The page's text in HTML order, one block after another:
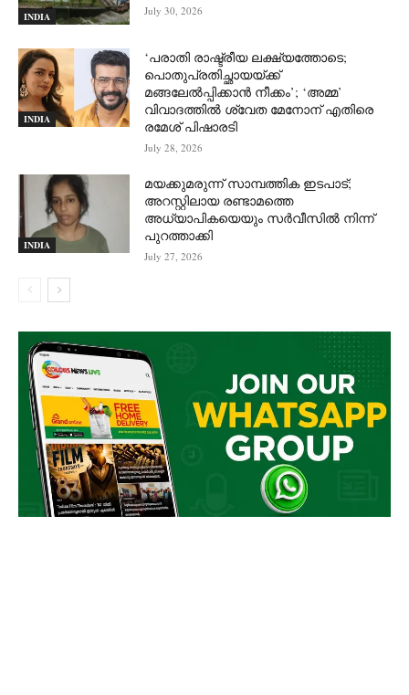
INDIA July 30, 2026
INDIA
‘പരാതി രാഷ്ട്രീയ ലക്ഷ്യത്തോടെ;
പൊതുപ്രതിച്ഛായയ്ക്ക്
മങ്ങലേല്‍പ്പിക്കാന്‍ നീക്കം’; ‘അമ്മ’
വിവാദത്തില്‍ ശ്വേത മേനോന് എതിരെ
രമേശ് പിഷാരടി
July 28, 2026
INDIA
മയക്കുമരുന്ന് സാമ്പത്തിക ഇടപാട്;
അറസ്റ്റിലായ രണ്ടാമത്തെ
അധ്യാപികയെയും സർവീസിൽ നിന്ന്
പുറത്താക്കി
July 27, 2026